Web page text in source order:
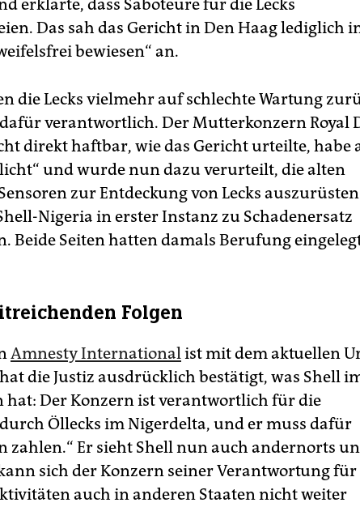
erklärte, dass Saboteure für die Lecks
Das sah das Gericht in Den Haag lediglich
bewiesen“ an.
die Lecks vielmehr auf schlechte Wartung
verantwortlich. Der Mutterkonzern Royal
direkt haftbar, wie das Gericht urteilte, habe
und wurde nun dazu verurteilt, die alten
zur Entdeckung von Lecks
Nigeria in erster Instanz zu Schadenersatz
Beide Seiten hatten damals Berufung
Folgen
Amnesty Internationalist mit dem aktuellen
die Justiz ausdrücklich bestätigt, was Shell
hat: Der Konzern ist verantwortlich für die
Öllecks im Nigerdelta, und er muss dafür
zahlen.“ Er sieht Shell nun auch andernorts
sich der Konzern seiner Verantwortung für
auch in anderen Staaten nicht weiter